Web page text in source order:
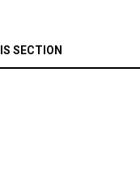
SECTION